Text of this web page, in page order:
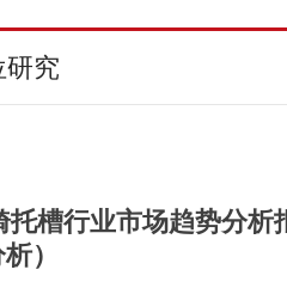
研究
槽行业市场趋势分析
）